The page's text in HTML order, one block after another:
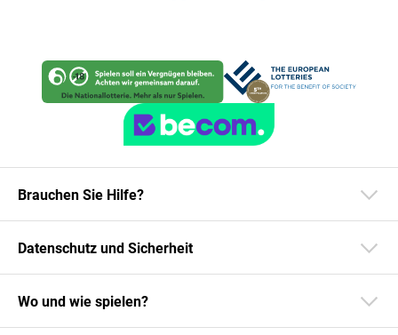
Brauchen Sie Hilfe?
Datenschutz und Sicherheit
Wo und wie spielen?